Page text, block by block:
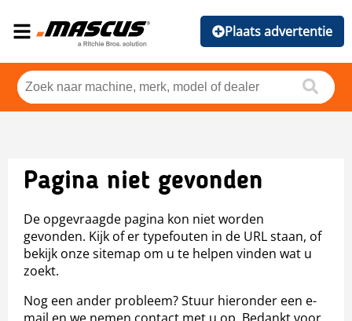
Plaats advertentie
Pagina niet gevonden
De opgevraagde pagina kon niet worden
gevonden. Kijk of er typefouten in de URL staan, of
bekijk onze sitemap om u te helpen vinden wat u
zoekt.
Nog een ander probleem? Stuur hieronder een e-